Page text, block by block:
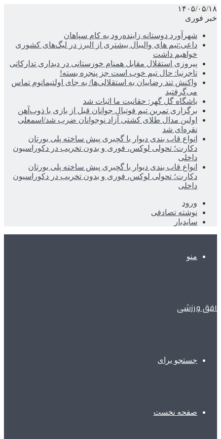
۱۴۰۵/۰۵/۱۸
خبر فوری
شهرآورد دوستانه زاینده‌رود به کام سپاهان
داعی:تیم های والیبال بیشتری از البرز در لیگ‌های کشوری
خواهیم داشت
پیروزی استقلال مقابل همنام خوزستانی در دیداری تدارکاتی
تاجرنیا: حال تیم خوب است جز پنجره بسته!
واکنش تند رضاییان به استقلالی‌ها/ به جای اولتیماتوم تماس
می‌گرفتید
باشگاه گل گهر: حقانیت ما اثبات شد
برگزاری تمرین تیم فوتبال جوانان قبل از بازی با ذوب‌آهن
اولین مدال طلای کشتی آزاد نوجوانان ضرب شد/اسمعلی
نقره‌ای شد
انواع قاب بندی دیوار با گچبری پیش ساخته پلی یورتان
دکارت؛ تحولی لوکس، فوری و بدون تخریب در دکوراسیون
داخلی
انواع قاب بندی دیوار با گچبری پیش ساخته پلی یورتان
دکارت؛ تحولی لوکس، فوری و بدون تخریب در دکوراسیون
داخلی
ورود
نوشته تصادفی
سایدبار
منو
افق ورزشی
جستجو برای
صفحه نخست